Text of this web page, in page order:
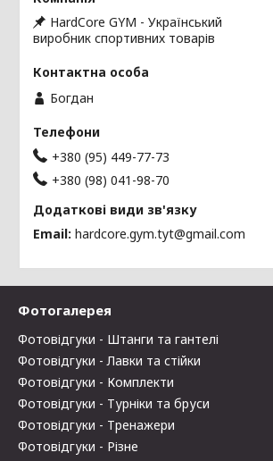
HardCore GYM - Український
виробник спортивних товарів
Богдан
+380 (95) 449-77-73
+380 (98) 041-98-70
Email hardcore.gym.tyt@gmail.com
Фотогалерея
Фотовідгуки - Штанги та гантелі
Фотовідгуки - Лавки та стійки
Фотовідгуки - Комплекти
Фотовідгуки - Турніки та бруси
Фотовідгуки - Тренажери
Фотовідгуки - Різне